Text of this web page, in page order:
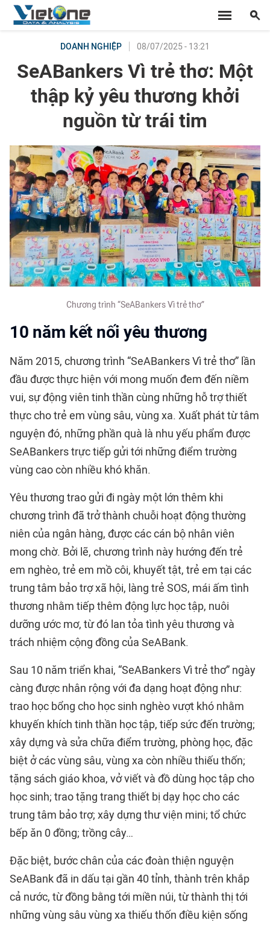
DOANH NGHIỆP 08/07/2025 - 13:21
SeABankers Vì trẻ thơ: Một
thập kỷ yêu thương khởi
nguồn từ trái tim
Chương trình “SeABankers Vì trẻ thơ”
10 năm kết nối yêu thương
Năm 2015, chương trình “SeABankers Vì trẻ thơ” lần
đầu được thực hiện với mong muốn đem đến niềm
vui, sự động viên tinh thần cùng những hỗ trợ thiết
thực cho trẻ em vùng sâu, vùng xa. Xuất phát từ tâm
nguyện đó, những phần quà là nhu yếu phẩm được
SeABankers trực tiếp gửi tới những điểm trường
vùng cao còn nhiều khó khăn.
Yêu thương trao gửi đi ngày một lớn thêm khi
chương trình đã trở thành chuỗi hoạt động thường
niên của ngân hàng, được các cán bộ nhân viên
mong chờ. Bởi lẽ, chương trình này hướng đến trẻ
em nghèo, trẻ em mồ côi, khuyết tật, trẻ em tại các
trung tâm bảo trợ xã hội, làng trẻ SOS, mái ấm tình
thương nhằm tiếp thêm động lực học tập, nuôi
dưỡng ước mơ, từ đó lan tỏa tình yêu thương và
trách nhiệm cộng đồng của SeABank.
Sau 10 năm triển khai, “SeABankers Vì trẻ thơ” ngày
càng được nhân rộng với đa dạng hoạt động như:
trao học bổng cho học sinh nghèo vượt khó nhằm
khuyến khích tinh thần học tập, tiếp sức đến trường;
xây dựng và sửa chữa điểm trường, phòng học, đặc
biệt ở các vùng sâu, vùng xa còn nhiều thiếu thốn;
tặng sách giáo khoa, vở viết và đồ dùng học tập cho
học sinh; trao tặng trang thiết bị dạy học cho các
trung tâm bảo trợ; xây dựng thư viện mini; tổ chức
bếp ăn 0 đồng; trồng cây…
Đặc biệt, bước chân của các đoàn thiện nguyện
SeABank đã in dấu tại gần 40 tỉnh, thành trên khắp
cả nước, từ đồng bằng tới miền núi, từ thành thị tới
những vùng sâu vùng xa thiếu thốn điều kiện sống